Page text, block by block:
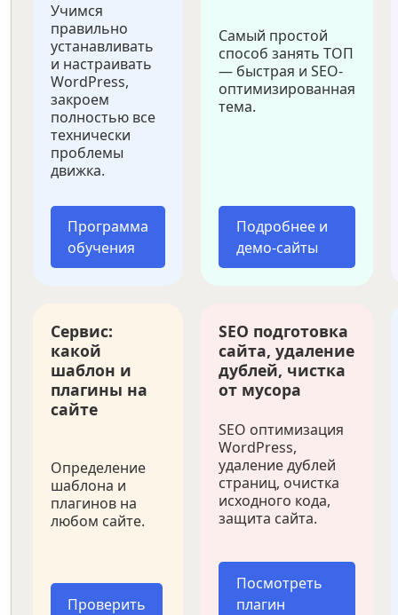
Учимся
правильно
устанавливать
и настраивать
WordPress,
закроем
полностью все
технически
проблемы
движка.
Программа
обучения
Самый простой
способ занять ТОП
— быстрая и SEO-
оптимизированная
тема.
Подробнее и
демо-сайты
Сервис:
какой
шаблон и
плагины на
сайте
Определение
шаблона и
плагинов на
любом сайте.
Проверить
SEO подготовка
сайта, удаление
дублей, чистка
от мусора
SEO оптимизация
WordPress,
удаление дублей
страниц, очистка
исходного кода,
защита сайта.
Посмотреть
плагин